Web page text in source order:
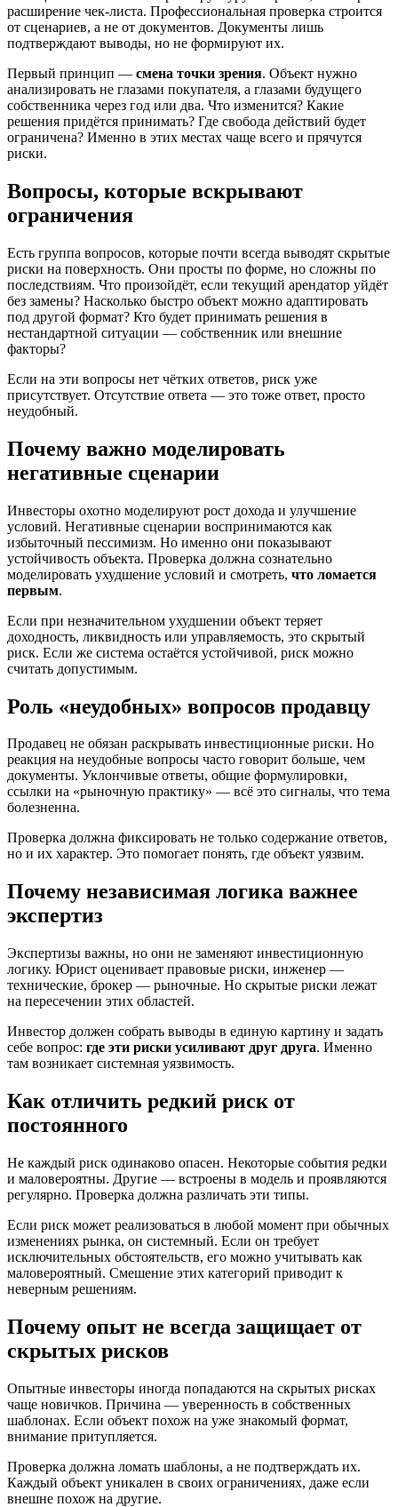
расширение чек-листа. Профессиональная проверка строится
от сценариев, а не от документов. Документы лишь
подтверждают выводы, но не формируют их.
Первый принцип — смена точки зрения. Объект нужно
анализировать не глазами покупателя, а глазами будущего
собственника через год или два. Что изменится? Какие
решения придётся принимать? Где свобода действий будет
ограничена? Именно в этих местах чаще всего и прячутся
риски.
Вопросы, которые вскрывают
ограничения
Есть группа вопросов, которые почти всегда выводят скрытые
риски на поверхность. Они просты по форме, но сложны по
последствиям. Что произойдёт, если текущий арендатор уйдёт
без замены? Насколько быстро объект можно адаптировать
под другой формат? Кто будет принимать решения в
нестандартной ситуации — собственник или внешние
факторы?
Если на эти вопросы нет чётких ответов, риск уже
присутствует. Отсутствие ответа — это тоже ответ, просто
неудобный.
Почему важно моделировать
негативные сценарии
Инвесторы охотно моделируют рост дохода и улучшение
условий. Негативные сценарии воспринимаются как
избыточный пессимизм. Но именно они показывают
устойчивость объекта. Проверка должна сознательно
моделировать ухудшение условий и смотреть, что ломается
первым.
Если при незначительном ухудшении объект теряет
доходность, ликвидность или управляемость, это скрытый
риск. Если же система остаётся устойчивой, риск можно
считать допустимым.
Роль «неудобных» вопросов продавцу
Продавец не обязан раскрывать инвестиционные риски. Но
реакция на неудобные вопросы часто говорит больше, чем
документы. Уклончивые ответы, общие формулировки,
ссылки на «рыночную практику» — всё это сигналы, что тема
болезненна.
Проверка должна фиксировать не только содержание ответов,
но и их характер. Это помогает понять, где объект уязвим.
Почему независимая логика важнее
экспертиз
Экспертизы важны, но они не заменяют инвестиционную
логику. Юрист оценивает правовые риски, инженер —
технические, брокер — рыночные. Но скрытые риски лежат
на пересечении этих областей.
Инвестор должен собрать выводы в единую картину и задать
себе вопрос: где эти риски усиливают друг друга. Именно
там возникает системная уязвимость.
Как отличить редкий риск от
постоянного
Не каждый риск одинаково опасен. Некоторые события редки
и маловероятны. Другие — встроены в модель и проявляются
регулярно. Проверка должна различать эти типы.
Если риск может реализоваться в любой момент при обычных
изменениях рынка, он системный. Если он требует
исключительных обстоятельств, его можно учитывать как
маловероятный. Смешение этих категорий приводит к
неверным решениям.
Почему опыт не всегда защищает от
скрытых рисков
Опытные инвесторы иногда попадаются на скрытых рисках
чаще новичков. Причина — уверенность в собственных
шаблонах. Если объект похож на уже знакомый формат,
внимание притупляется.
Проверка должна ломать шаблоны, а не подтверждать их.
Каждый объект уникален в своих ограничениях, даже если
внешне похож на другие.